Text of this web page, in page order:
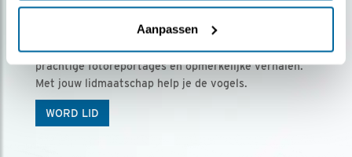
Aanpassen
Ontvang 5 x Vogels voor € 36,00 per jaar
Vogels is het tijdschrift voor onze leden, met
prachtige fotoreportages en opmerkelijke verhalen.
Met jouw lidmaatschap help je de vogels.
WORD LID